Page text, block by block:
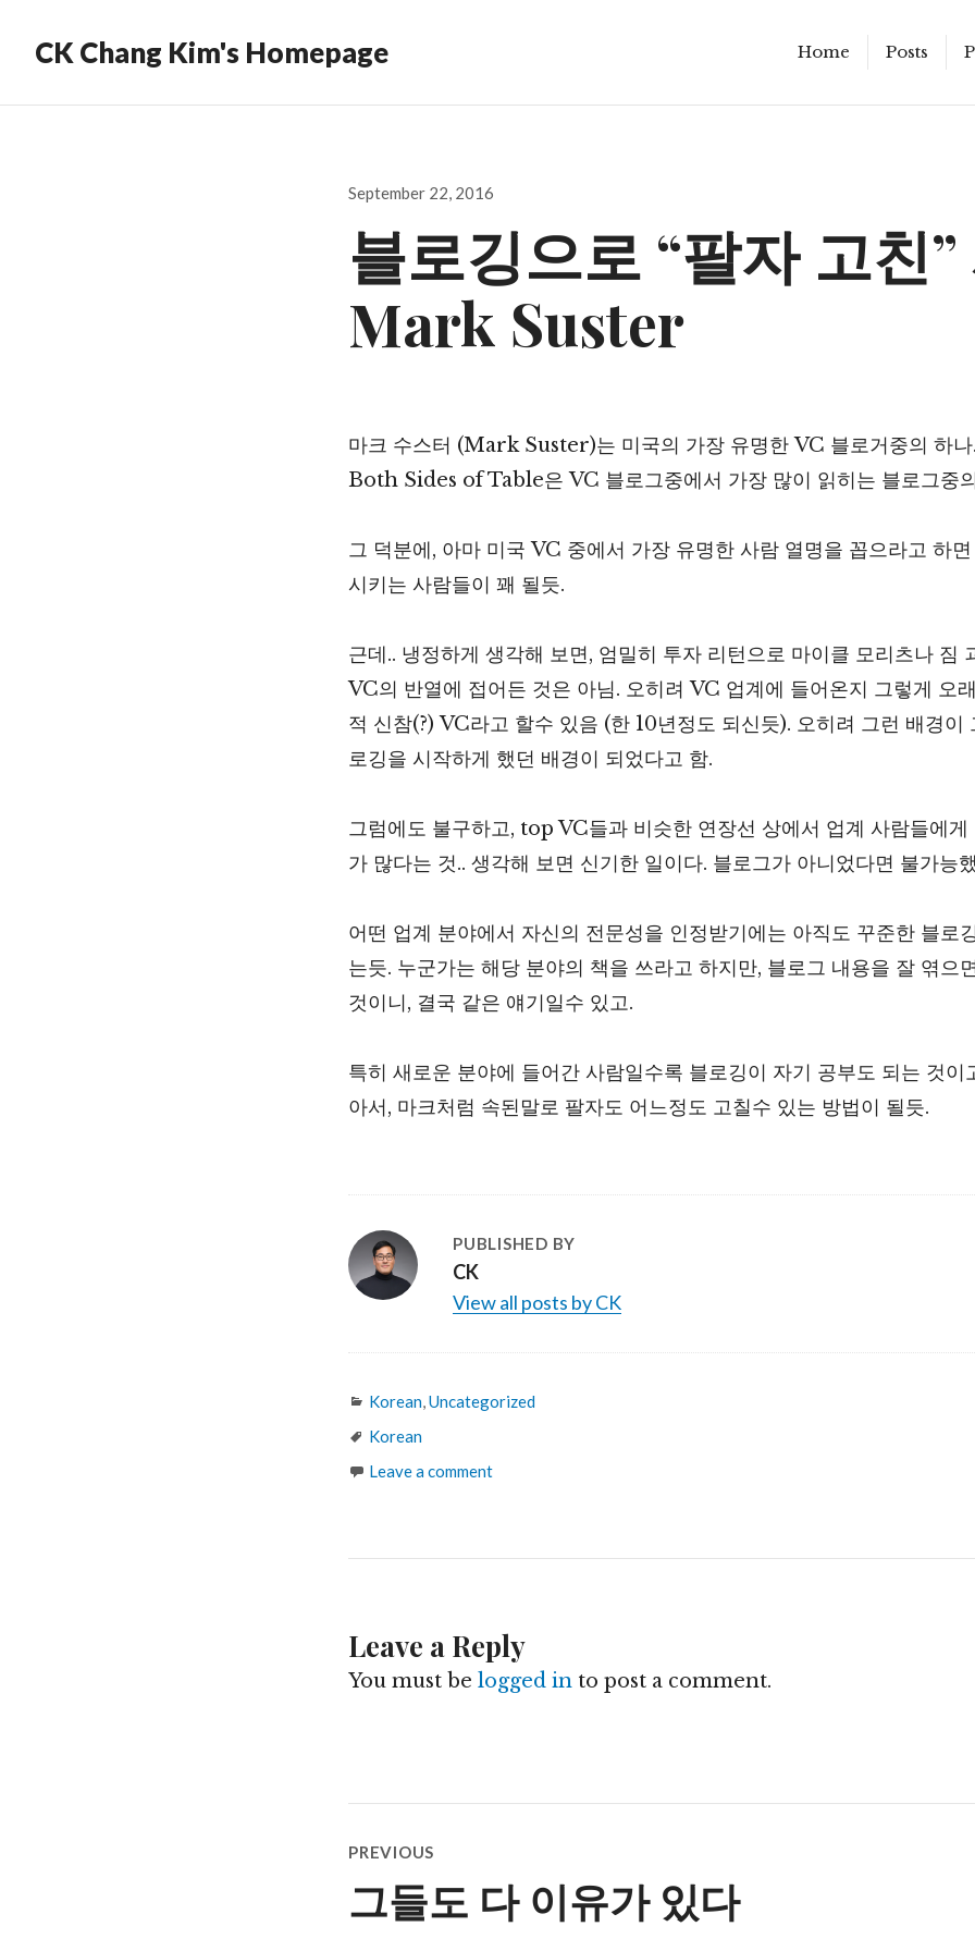
CK Chang Kim's Homepage Home Posts
Posted
September 22, 2016
블로깅으로 “팔자 고친”
Mark Suster
마크 수스터 (Mark Suster)는 미국의 가장 유명한 VC 블로거중의 하나
Both Sides of Table은 VC 블로그중에서 가장 많이 읽히는 블로그중
그 덕분에, 아마 미국 VC 중에서 가장 유명한 사람 열명을 꼽으라고 하
시키는 사람들이 꽤 될듯.
근데.. 냉정하게 생각해 보면, 엄밀히 투자 리턴으로 마이클 모리츠나 짐
VC의 반열에 접어든 것은 아님. 오히려 VC 업계에 들어온지 그렇게 오
적 신참(?) VC라고 할수 있음 (한 10년정도 되신듯). 오히려 그런 배경이
로깅을 시작하게 했던 배경이 되었다고 함.
그럼에도 불구하고, top VC들과 비슷한 연장선 상에서 업계 사람들에게
가 많다는 것.. 생각해 보면 신기한 일이다. 블로그가 아니었다면 불가능
어떤 업계 분야에서 자신의 전문성을 인정받기에는 아직도 꾸준한 블로
는듯. 누군가는 해당 분야의 책을 쓰라고 하지만, 블로그 내용을 잘 엮으
것이니, 결국 같은 얘기일수 있고.
특히 새로운 분야에 들어간 사람일수록 블로깅이 자기 공부도 되는 것이
아서, 마크처럼 속된말로 팔자도 어느정도 고칠수 있는 방법이 될듯.
PUBLISHED BY
CK
View all posts by CK
Categories
Korean,Uncategorized
Tags
Korean
Leave a comment
Leave a Reply
You must be logged in to post a comment.
navigation
PREVIOUS
Previous
post:
그들도 다 이유가 있다